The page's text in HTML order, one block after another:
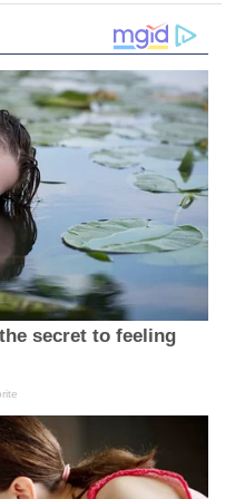
secret to feeling